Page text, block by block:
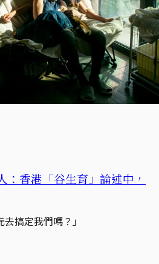
：香港「谷生育」論述中，
搞定我們嗎？」